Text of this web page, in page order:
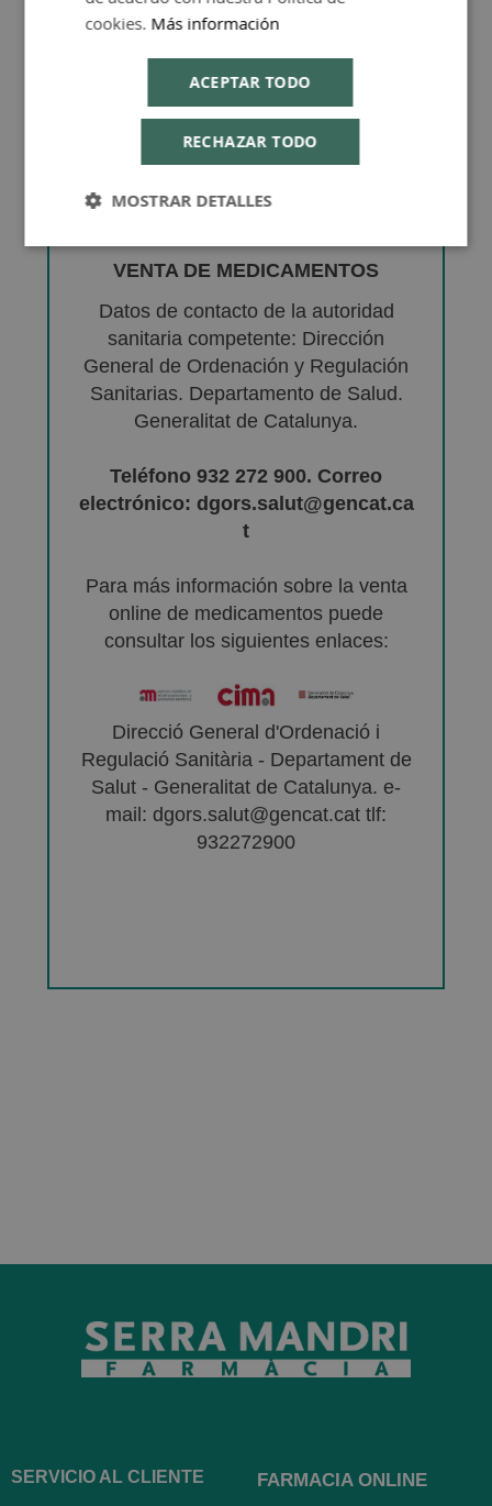
VENTA DE MEDICAMENTOS
Datos de contacto de la autoridad
sanitaria competente: Dirección
General de Ordenación y Regulación
Sanitarias. Departamento de Salud.
Generalitat de Catalunya.
Teléfono 932 272 900. Correo
electrónico: dgors.salut@gencat.ca
t
Para más información sobre la venta
online de medicamentos puede
consultar los siguientes enlaces:
Direcció General d'Ordenació i
Regulació Sanitària - Departament de
Salut - Generalitat de Catalunya. e-
mail: dgors.salut@gencat.cat tlf:
932272900
SERVICIO AL CLIENTE FARMACIA ONLINE
cookies. Más información
ACEPTAR TODO
RECHAZAR TODO
MOSTRAR DETALLES